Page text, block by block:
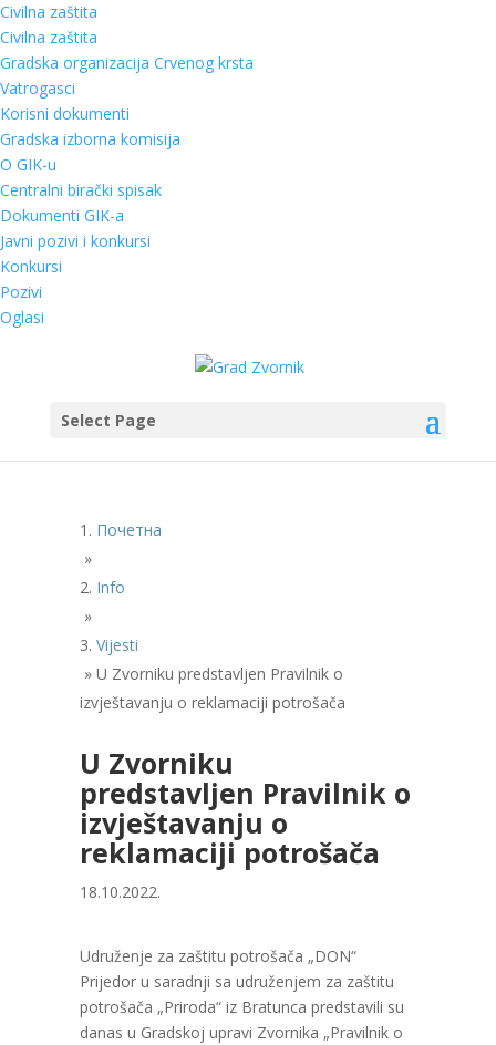
Civilna zaštita
Civilna zaštita
Gradska organizacija Crvenog krsta
Vatrogasci
Korisni dokumenti
Gradska izborna komisija
O GIK-u
Centralni birački spisak
Dokumenti GIK-a
Javni pozivi i konkursi
Konkursi
Pozivi
Oglasi
Select Page
Почетна
»
Info
»
Vijesti
»U Zvorniku predstavljen Pravilnik o
izvještavanju o reklamaciji potrošača
U Zvorniku
predstavljen Pravilnik o
izvještavanju o
reklamaciji potrošača
18.10.2022.
Udruženje za zaštitu potrošača „DON“
Prijedor u saradnji sa udruženjem za zaštitu
potrošača „Priroda“ iz Bratunca predstavili su
danas u Gradskoj upravi Zvornika „Pravilnik o